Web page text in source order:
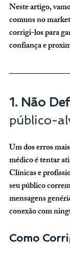
Neste artigo,
comuns no
corrigi-los para
confiança e
1. Não
público-
Um dos erros
médico é tentar
Clínicas e
seu público
mensagens
conexão com
Como